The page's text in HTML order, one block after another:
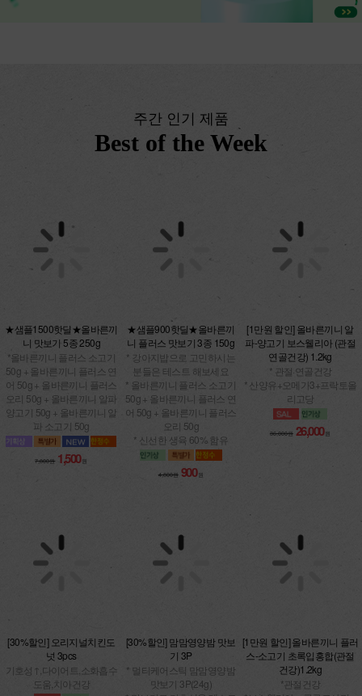
주간 인기 제품
Best of the Week
★샘플1500핫딜★올바른끼
니 맛보기 5종 250g
*올바른끼니 플러스 소고기
50g + 올바른끼니 플러스 연
어 50g + 올바른끼니 플러스
오리 50g + 올바른끼니 알파
양고기 50g + 올바른끼니 알
파 소고기 50g
7,800원 1,500 원
★샘플900핫딜★올바른끼
니 플러스 맛보기 3종 150g
* 강아지밥으로 고민하시는
분들은 테스트 해보세요
* 올바른끼니 플러스 소고기
50g + 올바른끼니 플러스 연
어 50g + 올바른끼니 플러스
오리 50g
* 신선한 생육 60% 함유
4,800원 900원
[1만원 할인] 올바른끼니 알
파-양고기 보스웰리아 (관절
연골건강) 1.2kg
* 관절·연골건강
* 산양유+오메가3+프락토올
리고당
36,000원 26,000 원
[30%할인] 오리지널치킨도
넛 3pcs
기호성↑,다이어트,소화흡수
도움,치아건강
[30%할인] 맘맘영양밤 맛보
기 3P
* 멀티케어스틱 맘맘영양밤
맛보기 3P(24g)
스-소고기 초록입홍합(관절
건강)1.2kg
*관절건강
*보스웰리아 + 글루코사민 +